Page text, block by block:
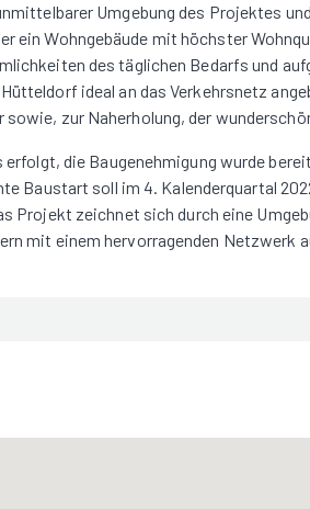
Umgebung des Projektes
ein Wohngebäude mit höchster
des täglichen Bedarfs und
ideal an das Verkehrsnetz
zur Naherholung, der
die Baugenehmigung wurde
Baustart soll im 4. Kalenderquartal
Projekt zeichnet sich durch eine
mit einem hervorragenden Netzwerk